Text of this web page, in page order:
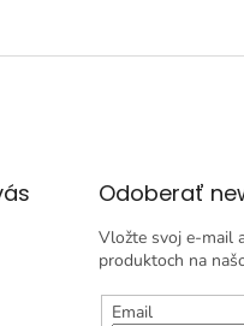
Odoberať
Vložte svoj e-mail
produktoch na
Email